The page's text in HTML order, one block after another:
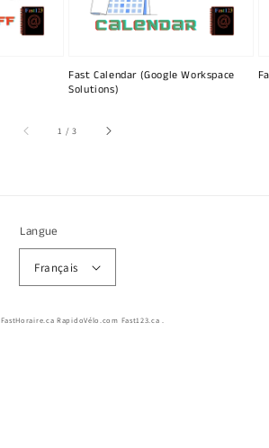
Fast Calendar (Google Workspace
Solutions)
1 /sur
3
Langue
Français
FastHoraire.ca RapidoVélo.com Fast123.ca .